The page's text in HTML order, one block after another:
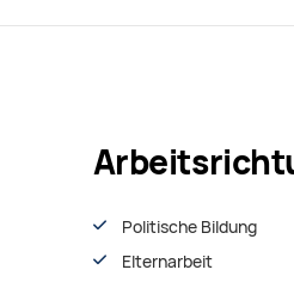
Politische Bildung
Elternarbeit